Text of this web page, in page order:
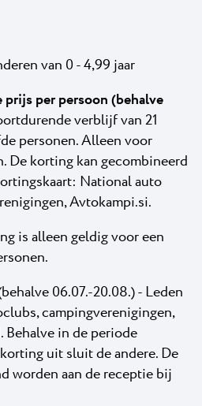
van 0 - 4,99 jaar
per persoon (behalve
verblijf van 21
personen. Alleen voor
De korting kan gecombineerd
National auto
Avtokampi.si.
is alleen geldig voor een
06.07.-20.08.) - Leden
campingverenigingen,
Behalve in de periode
uit sluit de andere. De
worden aan de receptie bij